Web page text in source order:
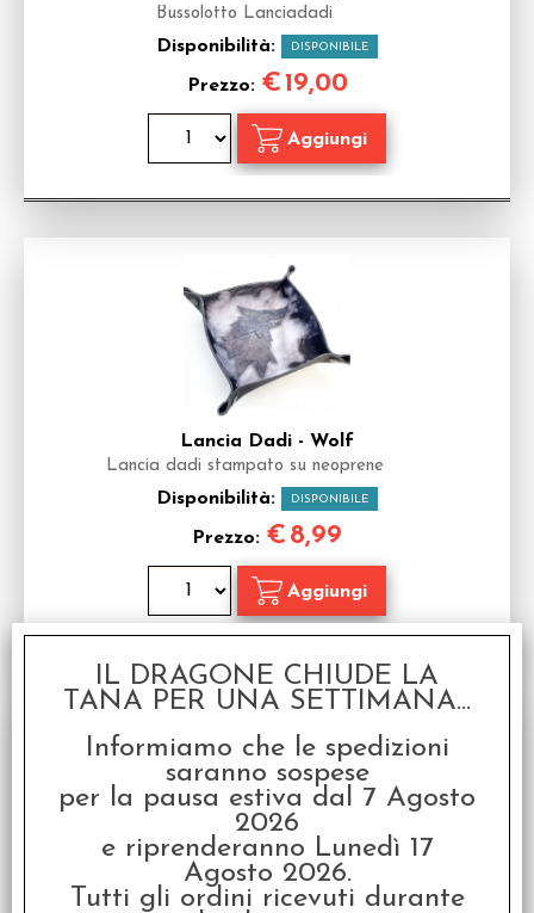
Bussolotto Lanciadadi
Disponibilità: DISPONIBILE
Prezzo: €19,00
Lancia Dadi - Wolf
Lancia dadi stampato su neoprene
Disponibilità: DISPONIBILE
Prezzo: € 8,99
Lancia Dadi - D20
IL DRAGONE CHIUDE LA
TANA PER UNA SETTIMANA...
Informiamo che le spedizioni
saranno sospese
per la pausa estiva dal 7 Agosto
2026
e riprenderanno Lunedì 17
Agosto 2026.
Tutti gli ordini ricevuti durante